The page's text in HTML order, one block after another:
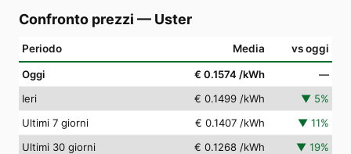
Confronto prezzi — Uster
Periodo Media vs oggi
Oggi € 0.1574 /kWh
—
Ieri
€ 0.1499 /kWh ▼ 5%
Ultimi 7 giorni
€ 0.1407 /kWh ▼ 11%
Ultimi 30 giorni
€ 0.1268 /kWh ▼ 19%